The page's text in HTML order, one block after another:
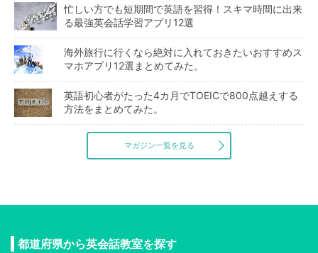
忙しい方でも短期間で英語を習得！スキマ時間に出来
る最強英会話学習アプリ12選
海外旅行に行くなら絶対に入れておきたいおすすめス
マホアプリ12選まとめてみた。
英語初心者がたった4カ月でTOEICで800点越えする
方法をまとめてみた。
マガジン一覧を見る
都道府県から英会話教室を探す